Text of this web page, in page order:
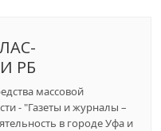
РБ
массовой
- "Газеты и журналы –
в городе Уфа и